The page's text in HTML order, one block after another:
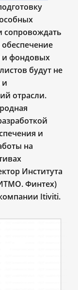
сопровождать
и фондовых
будут не
и
отрасли.
и
на
Института
Финтех)
Itiviti.